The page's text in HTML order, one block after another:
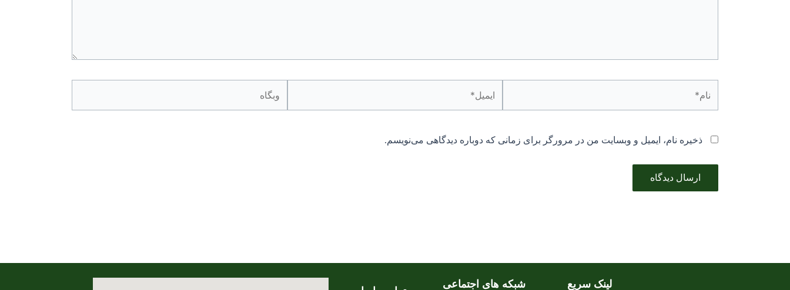
ذخیره نام، ایمیل و وبسایت من در مرورگر برای زمانی که دوباره دیدگاهی می‌نویسم.
لینک سریع شبکه های اجتماعی